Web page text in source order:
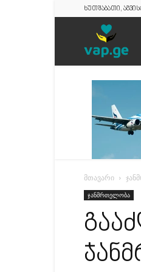
ხუთშაბათი,
მთავარი
ჯანმრთელობა